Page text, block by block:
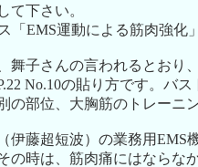
て下さい。
「EMS運動による筋肉強化
舞子さんの言われるとおり
No.10の貼り方です。バ
の部位、大胸筋のトレーニ
伊藤超短波）の業務用EMS
の時は、筋肉痛にはならな